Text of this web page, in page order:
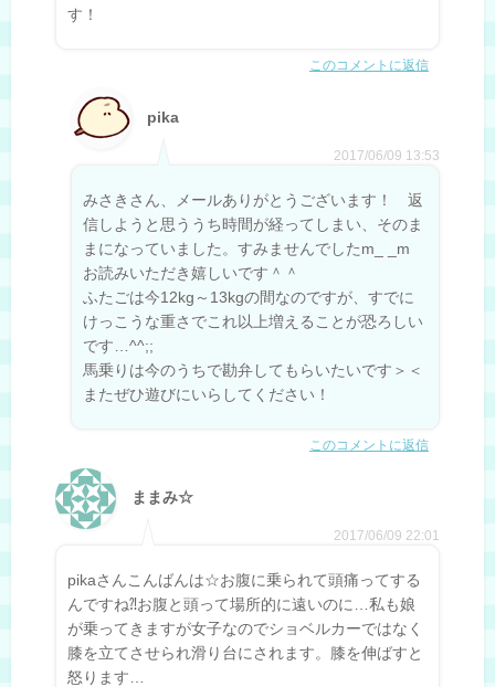
す！
このコメントに返信
pika
2017/06/09 13:53
みさきさん、メールありがとうございます！ 返
信しようと思ううち時間が経ってしまい、そのま
まになっていました。すみませんでしたm_ _m
お読みいただき嬉しいです＾＾
ふたごは今12kg～13kgの間なのですが、すでに
けっこうな重さでこれ以上増えることが恐ろしい
です…^^;;
馬乗りは今のうちで勘弁してもらいたいです＞＜
またぜひ遊びにいらしてください！
このコメントに返信
ままみ☆
2017/06/09 22:01
pikaさんこんばんは☆お腹に乗られて頭痛ってする
んですね⁈お腹と頭って場所的に遠いのに…私も娘
が乗ってきますが女子なのでショベルカーではなく
膝を立てさせられ滑り台にされます。膝を伸ばすと
怒ります…